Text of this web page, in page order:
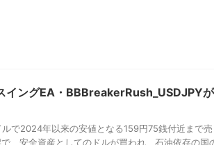
イングEA・BBBreakerRush_USDJPYが
で2024年以来の安値となる159円75銭付近まで売
、安全資産としてのドルが買われ、石油依存の国